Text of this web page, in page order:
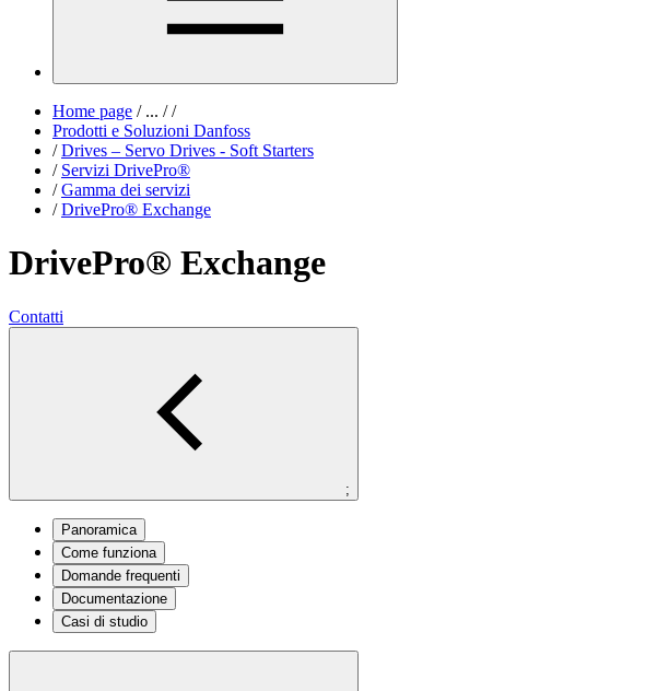
Home page /... / /
Prodotti e Soluzioni Danfoss
/ Drives – Servo Drives - Soft Starters
/ Servizi DrivePro®
/ Gamma dei servizi
/ DrivePro® Exchange
DrivePro® Exchange
Contatti
;
Panoramica
Come funziona
Domande frequenti
Documentazione
Casi di studio